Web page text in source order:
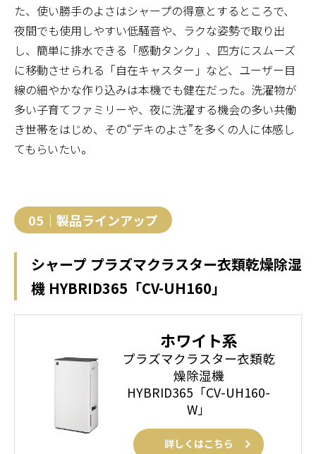
た、使い勝手のよさはシャープの得意とするところで、
夜間でも使用しやすい低騒音や、ラクな姿勢で取り出
し、簡単に排水できる「感動タンク」、四方にスムーズ
に移動させられる「自在キャスター」など、ユーザー目
線の細やかな作り込みは本機でも健在だった。洗濯物が
多い子育てファミリーや、夜に洗濯する機会の多い共働
き世帯をはじめ、その“デキのよさ”を多くの人に体感し
てもらいたい。
05｜製品ラインアップ
シャープ プラズマクラスター衣類乾燥除湿
機 HYBRID365「CV-UH160」
ホワイト系
プラズマクラスター衣類乾
燥除湿機
HYBRID365「CV-UH160-
W」
詳しくはこちら